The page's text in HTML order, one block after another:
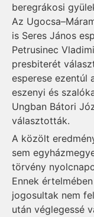
beregrákosi
Az
is Seres János
Petrusinec
presbiterét
esperese ezentúl
eszenyi és
Ungban Bátori
választották.
A közölt
sem
törvény
Ennek
jogosultak nem
után véglegessé